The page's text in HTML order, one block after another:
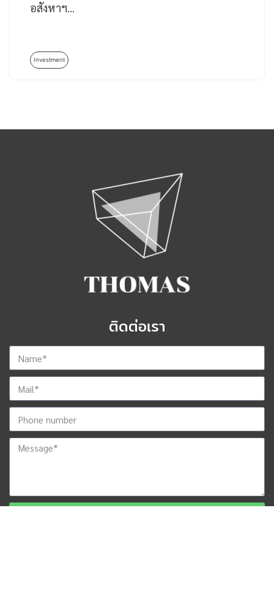
อสังหาฯ…
Investment
ติดต่อเรา